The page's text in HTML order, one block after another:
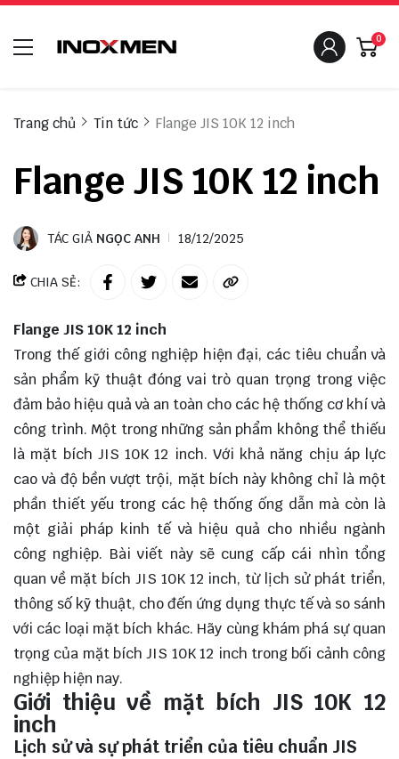
0
Trang chủ Tin tức Flange JIS 10K 12 inch
Flange JIS 10K 12 inch
TÁC GIẢ NGỌC ANH 18/12/2025
CHIA SẺ:
Flange JIS 10K 12 inch
Trong thế giới công nghiệp hiện đại, các tiêu chuẩn và
sản phẩm kỹ thuật đóng vai trò quan trọng trong việc
đảm bảo hiệu quả và an toàn cho các hệ thống cơ khí và
công trình. Một trong những sản phẩm không thể thiếu
là mặt bích JIS 10K 12 inch. Với khả năng chịu áp lực
cao và độ bền vượt trội, mặt bích này không chỉ là một
phần thiết yếu trong các hệ thống ống dẫn mà còn là
một giải pháp kinh tế và hiệu quả cho nhiều ngành
công nghiệp. Bài viết này sẽ cung cấp cái nhìn tổng
quan về mặt bích JIS 10K 12 inch, từ lịch sử phát triển,
thông số kỹ thuật, cho đến ứng dụng thực tế và so sánh
với các loại mặt bích khác. Hãy cùng khám phá sự quan
trọng của mặt bích JIS 10K 12 inch trong bối cảnh công
nghiệp hiện nay.
Giới thiệu về mặt bích JIS 10K 12
inch
Lịch sử và sự phát triển của tiêu chuẩn JIS